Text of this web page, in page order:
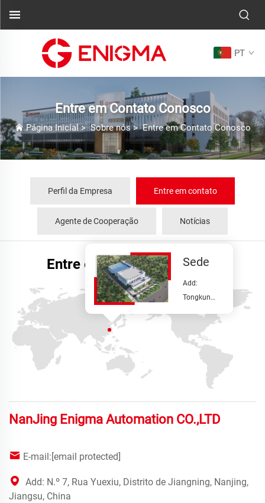
PT
Entre em Contato Conosco
Página Inicial >Sobre nós>Entre em Contato Conosco
Perfil da Empresa Entre em contato
Agente de Cooperação Notícias
Entre em Contato Conosco
Sede
Add:
Tongkun
100m Norte
da Avenida
Xincheng,
Jiangning,
Jiangsu,
NanJing Enigma Automation CO.,LTD
E-mail: [email protected]
Add: N.º 7, Rua Yuexiu, Distrito de Jiangning, Nanjing,
Jiangsu, China